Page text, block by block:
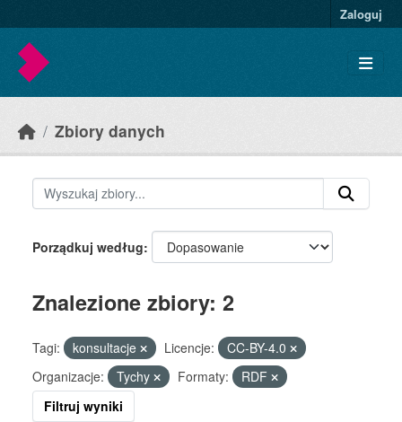
Zaloguj
Zbiory danych
Porządkuj według
Znalezione zbiory: 2
Tagi: konsultacje Licencje:
CC-BY-4.0
Organizacje:
Tychy Formaty:
RDF
Filtruj wyniki